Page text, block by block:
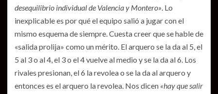
desequilibrio individual de Valencia y Montero». Lo
inexplicable es por qué el equipo salió a jugar con el
mismo esquema de siempre. Cuesta creer que se hable de
«salida prolija» como un mérito. El arquero se la da al 5, el
5 al 3 o al 4, el 3 o el 4 vuelve al medio y se la da al 6. Los
rivales presionan, el 6 la revolea o se la da al arquero y
entonces es el arquero la revolea. Nos dicen «hay que salir